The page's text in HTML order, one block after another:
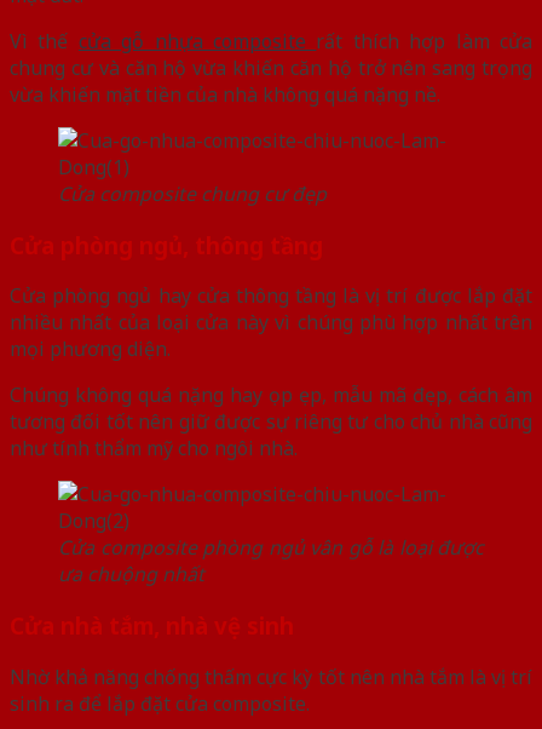
Vì thế cửa gỗ nhựa composite rất thích hợp làm cửa
chung cư và căn hộ vừa khiến căn hộ trở nên sang trọng
vừa khiến mặt tiền của nhà không quá nặng nề.
Cửa composite chung cư đẹp
Cửa phòng ngủ, thông tầng
Cửa phòng ngủ hay cửa thông tầng là vị trí được lắp đặt
nhiều nhất của loại cửa này vì chúng phù hợp nhất trên
mọi phương diện.
Chúng không quá nặng hay ọp ẹp, mẫu mã đẹp, cách âm
tương đối tốt nên giữ được sự riêng tư cho chủ nhà cũng
như tính thẩm mỹ cho ngôi nhà.
Cửa composite phòng ngủ vân gỗ là loại được
ưa chuộng nhất
Cửa nhà tắm, nhà vệ sinh
Nhờ khả năng chống thấm cực kỳ tốt nên nhà tắm là vị trí
sinh ra để lắp đặt cửa composite.